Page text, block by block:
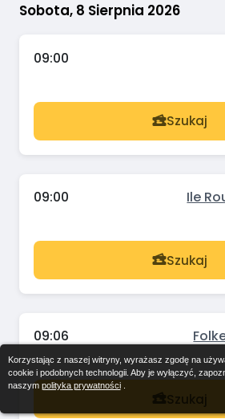
Sobota, 8 Sierpnia 2026
09:00
Szukaj
09:00 Ile
Szukaj
09:06
Szukaj
Korzystając z naszej witryny, wyrażasz zgodę na
cookie i podobnych technologii. Aby je wyłączyć,
naszym polityka prywatności.